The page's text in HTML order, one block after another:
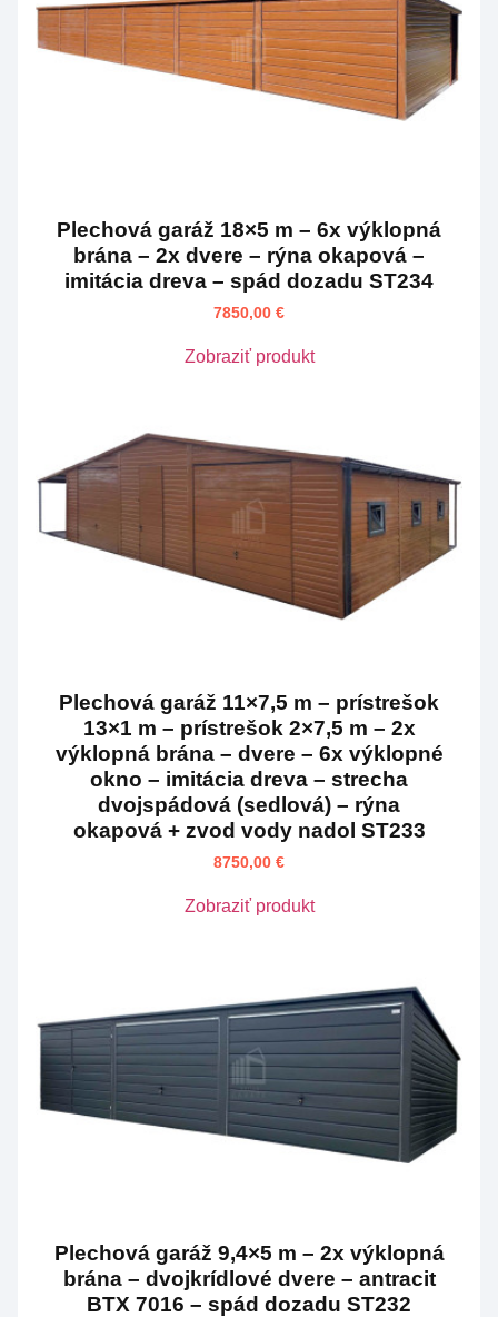
Plechová garáž 18×5 m – 6x výklopná
brána – 2x dvere – rýna okapová –
imitácia dreva – spád dozadu ST234
7850,00 €
Zobraziť produkt
Plechová garáž 11×7,5 m – prístrešok
13×1 m – prístrešok 2×7,5 m – 2x
výklopná brána – dvere – 6x výklopné
okno – imitácia dreva – strecha
dvojspádová (sedlová) – rýna
okapová + zvod vody nadol ST233
8750,00 €
Zobraziť produkt
Plechová garáž 9,4×5 m – 2x výklopná
brána – dvojkrídlové dvere – antracit
BTX 7016 – spád dozadu ST232